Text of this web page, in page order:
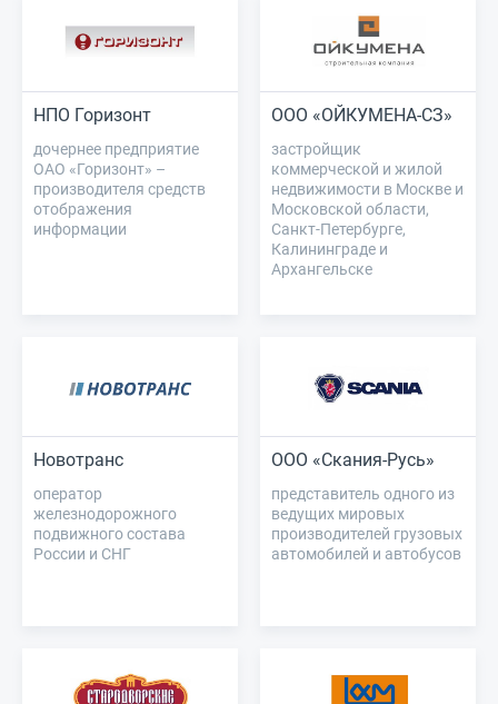
НПО Горизонт
дочернее предприятие
ОАО «Горизонт» –
производителя средств
отображения
информации
ООО «ОЙКУМЕНА-СЗ»
застройщик
коммерческой и жилой
недвижимости в Москве и
Московской области,
Санкт-Петербурге,
Калининграде и
Архангельске
Новотранс
оператор
железнодорожного
подвижного состава
России и СНГ
ООО «Скания-Русь»
представитель одного из
ведущих мировых
производителей грузовых
автомобилей и автобусов